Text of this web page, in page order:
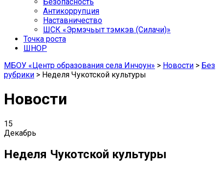
Антикоррупция
Наставничество
ШСК «Эрмэчьыт тэмкэв (Силачи)»
Точка роста
ШНОР
МБОУ «Центр образования села Инчоун» > Новости > Без
рубрики > Неделя Чукотской культуры
Новости
15
Декабрь
Неделя Чукотской культуры